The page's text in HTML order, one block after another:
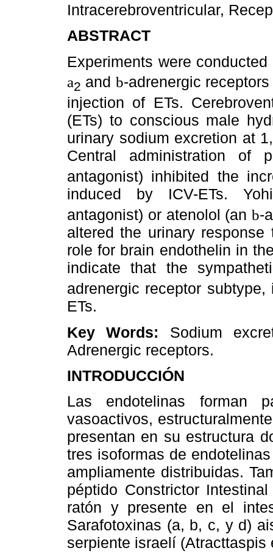
Intracerebroventricular,
ABSTRACT
Experiments were
a2 and b-adrenergic
injection of ETs.
(ETs) to conscious male
urinary sodium excretion at
Central administration of
antagonist) inhibited the
induced by ICV-ETs.
antagonist) or atenolol (an b-
altered the urinary
role for brain endothelin in
indicate that the
adrenergic receptor
ETs.
Key Words: Sodium
Adrenergic receptors.
INTRODUCCIÓN
Las endotelinas forman
vasoactivos,
presentan en su estructura
tres isoformas de
ampliamente distribuidas.
péptido Constrictor
ratón y presente en el
Sarafotoxinas (a, b, c, y d)
serpiente israelí (Atracttaspis